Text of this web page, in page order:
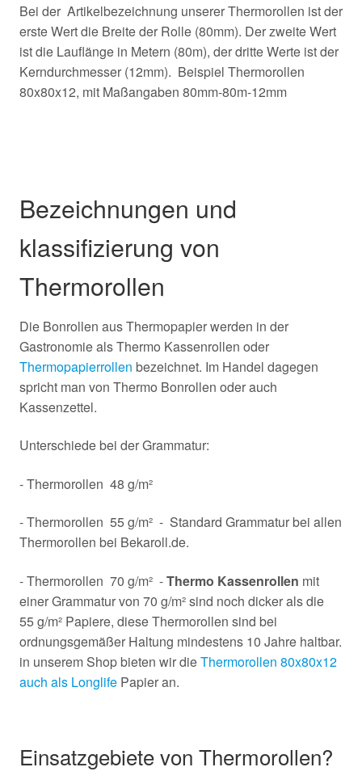
Bei der Artikelbezeichnung unserer Thermorollen ist der
erste Wert die Breite der Rolle (80mm). Der zweite Wert
ist die Lauflänge in Metern (80m), der dritte Werte ist der
Kerndurchmesser (12mm). Beispiel Thermorollen
80x80x12, mit Maßangaben 80mm-80m-12mm
Bezeichnungen und
klassifizierung von
Thermorollen
Die Bonrollen aus Thermopapier werden in der
Gastronomie als Thermo Kassenrollen oder
Thermopapierrollen bezeichnet. Im Handel dagegen
spricht man von Thermo Bonrollen oder auch
Kassenzettel.
Unterschiede bei der Grammatur:
- Thermorollen 48 g/m²
- Thermorollen 55 g/m² - Standard Grammatur bei allen
Thermorollen bei Bekaroll.de.
- Thermorollen 70 g/m² -Thermo Kassenrollen mit
einer Grammatur von 70 g/m² sind noch dicker als die
55 g/m² Papiere, diese Thermorollen sind bei
ordnungsgemäßer Haltung mindestens 10 Jahre haltbar.
in unserem Shop bieten wir dieThermorollen 80x80x12
auch als Longlife Papier an.
Einsatzgebiete von Thermorollen?